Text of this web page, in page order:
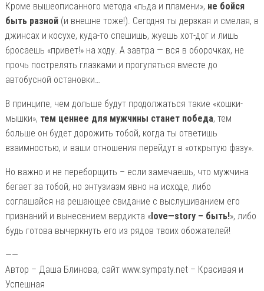
Кроме вышеописанного метода «льда и пламени», не бойся
быть разной(и внешне тоже!). Сегодня ты дерзкая и смелая, в
джинсах и косухе, куда-то спешишь, жуешь хот-дог и лишь
бросаешь «привет!» на ходу. А завтра — вся в оборочках, не
прочь пострелять глазками и прогуляться вместе до
автобусной остановки…
В принципе, чем дольше будут продолжаться такие «кошки-
мышки», тем ценнее для мужчины станет победа, тем
больше он будет дорожить тобой, когда ты ответишь
взаимностью, и ваши отношения перейдут в «открытую фазу».
Но важно и не переборщить – если замечаешь, что мужчина
бегает за тобой, но энтузиазм явно на исходе, либо
соглашайся на решающее свидание с выслушиванием его
признаний и вынесением вердикта «love—story – быть!», либо
будь готова вычеркнуть его из рядов твоих обожателей!
——
Автор – Даша Блинова, сайт www.sympaty.net – Красивая и
Успешная